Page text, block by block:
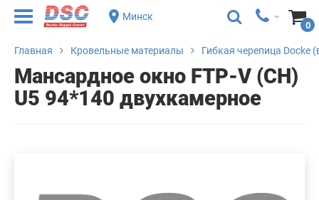
Минск
0
Главная Кровельные материалы Гибкая черепица Docke
Мансардное окно FTP-V (CH)
U5 94*140 двухкамерное